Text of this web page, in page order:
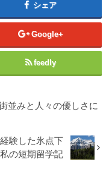
シェア
Google+
feedly
並みと人々の優しさに
験した氷点下
の短期留学記